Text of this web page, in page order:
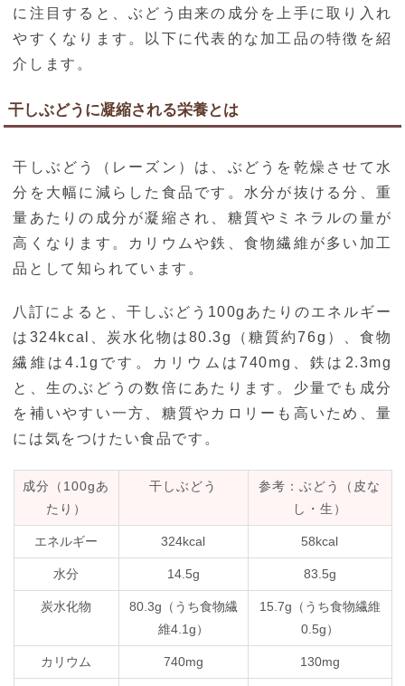
に注目すると、ぶどう由来の成分を上手に取り入れ
やすくなります。以下に代表的な加工品の特徴を紹
介します。
干しぶどうに凝縮される栄養とは
干しぶどう（レーズン）は、ぶどうを乾燥させて水
分を大幅に減らした食品です。水分が抜ける分、重
量あたりの成分が凝縮され、糖質やミネラルの量が
高くなります。カリウムや鉄、食物繊維が多い加工
品として知られています。
八訂によると、干しぶどう100gあたりのエネルギー
は324kcal、炭水化物は80.3g（糖質約76g）、食物
繊維は4.1gです。カリウムは740mg、鉄は2.3mg
と、生のぶどうの数倍にあたります。少量でも成分
を補いやすい一方、糖質やカロリーも高いため、量
には気をつけたい食品です。
成分（100gあ
たり）
干しぶどう
参考：ぶどう（皮な
し・生）
エネルギー 324kcal 58kcal
水分 14.5g 83.5g
炭水化物
80.3g（うち食物繊
維4.1g）
15.7g（うち食物繊維
0.5g）
カリウム 740mg 130mg